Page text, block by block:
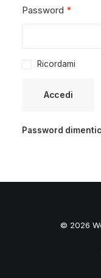
Password *
Ricordami
Accedi
Password
© 2026